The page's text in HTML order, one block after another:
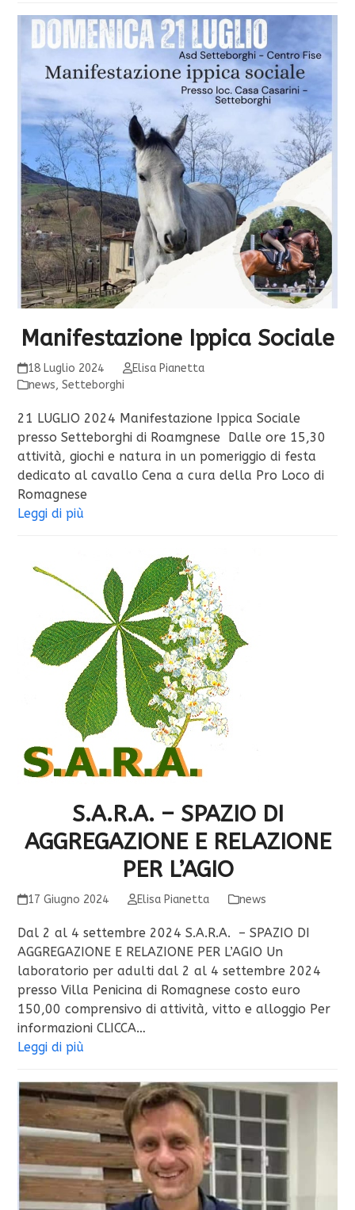
Manifestazione Ippica Sociale
18 Luglio 2024
Elisa Pianetta
news,Setteborghi
21 LUGLIO 2024 Manifestazione Ippica Sociale
presso Setteborghi di Roamgnese Dalle ore 15,30
attività, giochi e natura in un pomeriggio di festa
dedicato al cavallo Cena a cura della Pro Loco di
Romagnese
Leggi di più
S.A.R.A. – SPAZIO DI
AGGREGAZIONE E RELAZIONE
PER L’AGIO
17 Giugno 2024 Elisa Pianetta news
Dal 2 al 4 settembre 2024 S.A.R.A. – SPAZIO DI
AGGREGAZIONE E RELAZIONE PER L’AGIO Un
laboratorio per adulti dal 2 al 4 settembre 2024
presso Villa Penicina di Romagnese costo euro
150,00 comprensivo di attività, vitto e alloggio Per
informazioni CLICCA…
Leggi di più